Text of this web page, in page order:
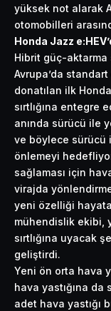
yüksek not alarak
otomobilleri
Honda Jazz
Hibrit güç-aktarma
Avrupa’da
donatılan ilk
sırtlığına entegre
anında sürücü ile
ve böylece sürücü
önlemeyi
sağlaması için
virajda
yeni özelliği
mühendislik ekibi,
sırtlığına uyacak
geliştirdi.
Yeni ön orta hava
hava yastığına da
adet hava yastığı